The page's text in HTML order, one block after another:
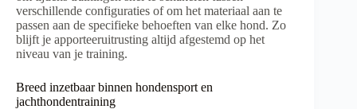
verschillende configuraties of om het materiaal aan te
passen aan de specifieke behoeften van elke hond. Zo
blijft je apporteeruitrusting altijd afgestemd op het
niveau van je training.
Breed inzetbaar binnen hondensport en
jachthondentraining